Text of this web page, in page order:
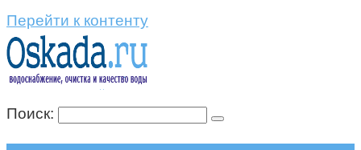
Перейти к контенту
Поиск: